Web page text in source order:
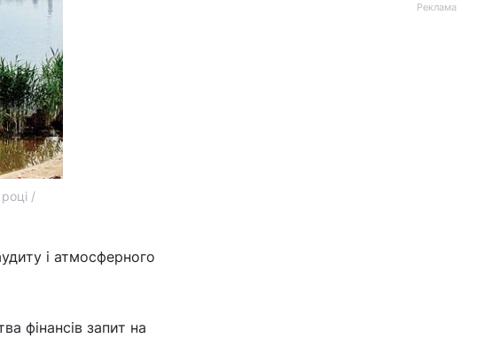
/
і атмосферного
фінансів запит на
Реклама